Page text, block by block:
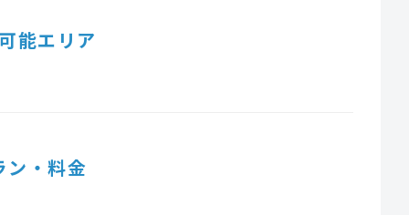
能エリア
ン・料金